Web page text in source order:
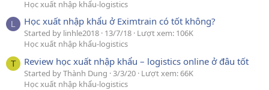
Học xuất nhập khẩu-logistics
L Học xuất nhập khẩu ở Eximtrain có tốt không?
Started by linhle2018 13/7/18 Lượt xem: 106K
Học xuất nhập khẩu-logistics
T Review học xuất nhập khẩu – logistics online ở đâu tốt
Started by Thành Dung 3/3/20 Lượt xem: 66K
Học xuất nhập khẩu-logistics